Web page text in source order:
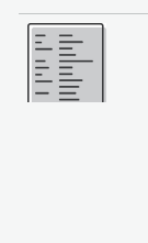
さらに表示